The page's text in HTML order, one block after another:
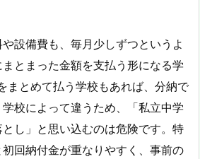
設備費も、毎月少しずつというよ
とまった金額を支払う形になる学
まとめて払う学校もあれば、分納で
校によって違うため、「私立中学
し」と思い込むのは危険です。特
回納付金が重なりやすく、事前の